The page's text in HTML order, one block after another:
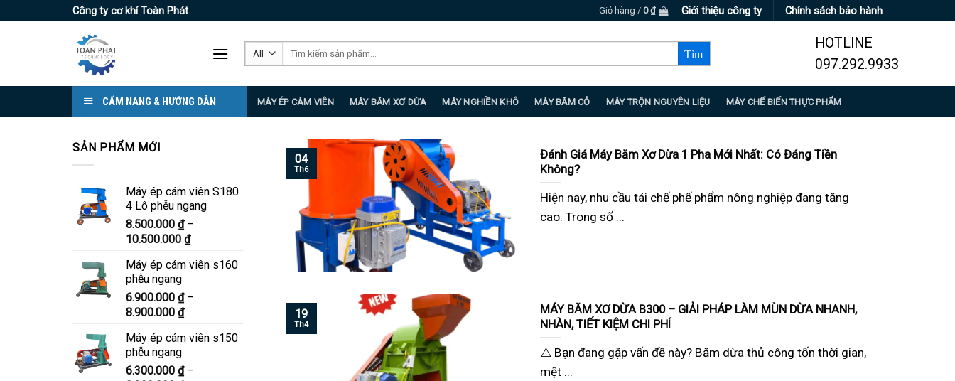
to
Công ty cơ khí Toàn Phát Giỏ hàng / 0₫ Giới thiệu công ty Chính sách bảo hành
Tìm
HOTLINE
097.292.9933
CẨM NANG & HƯỚNG DẪN MÁY ÉP CÁM VIÊN MÁY BĂM XƠ DỪA MÁY NGHIỀN KHÔ MÁY BĂM CỎ MÁY TRỘN NGUYÊN LIỆU MÁY CHẾ BIẾN THỰC PHẨM
SẢN PHẨM MỚI
Máy ép cám viên S180
4 Lô phễu ngang
8.500.000 ₫ –
10.500.000 ₫Khoảng
từ
đến
Máy ép cám viên s160
phễu ngang
6.900.000 ₫ –
8.900.000 ₫Khoảng
từ
đến
Máy ép cám viên s150
phễu ngang
6.300.000 ₫ –
Đánh Giá Máy Băm Xơ Dừa 1 Pha Mới Nhất: Có Đáng Tiền
Không?
Hiện nay, nhu cầu tái chế phế phẩm nông nghiệp đang tăng
cao. Trong số ...
04
Th6
MÁY BĂM XƠ DỪA B300 – GIẢI PHÁP LÀM MÙN DỪA NHANH,
NHÀN, TIẾT KIỆM CHI PHÍ
⚠️ Bạn đang gặp vấn đề này? Băm dừa thủ công tốn thời gian,
mệt ...
19
Th4